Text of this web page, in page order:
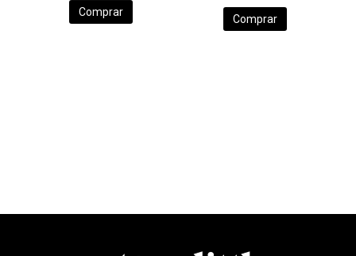
Comprar
Comprar